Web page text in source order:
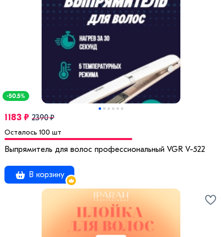
-50.5%
1183 ₽ 2390 ₽
Осталось 100 шт
Выпрямитель для волос профессиональный VGR V-522
В корзину